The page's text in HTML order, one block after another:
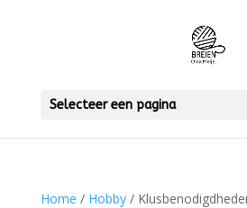
Selecteer een pagina
Home / Hobby/